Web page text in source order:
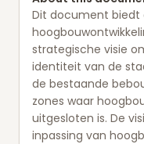
Dit document biedt
strategische visie
identiteit van de
de bestaande
zones waar
uitgesloten is. De
inpassing van